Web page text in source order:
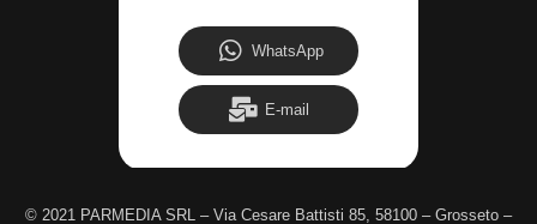
WhatsApp
E-mail
© 2021 PARMEDIA SRL – Via Cesare Battisti 85, 58100 – Grosseto –